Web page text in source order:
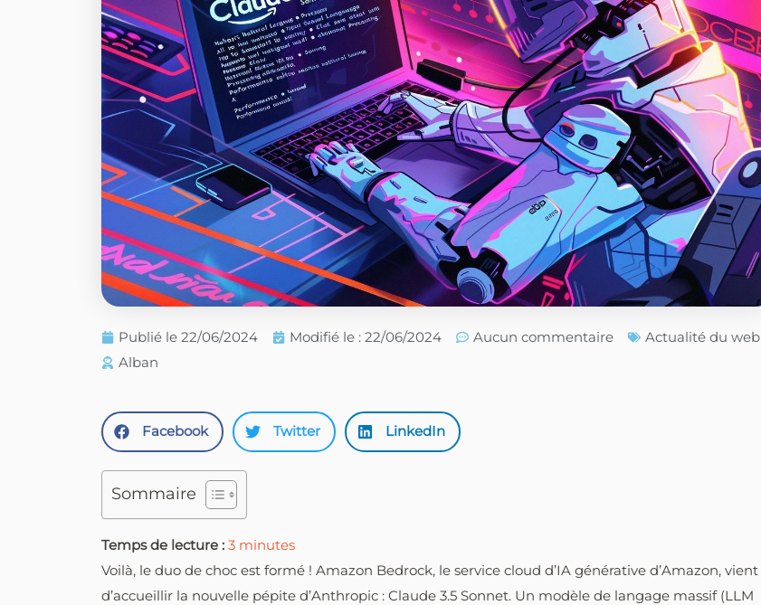
Publié le 22/06/2024 Modifié le : 22/06/2024 Aucun commentaire
Actualité du web
Alban
Facebook Twitter LinkedIn
Sommaire
Temps de lecture : 3 minutes
Voilà, le duo de choc est formé ! Amazon Bedrock, le service cloud d’IA générative d’Amazon, vient
d’accueillir la nouvelle pépite d’Anthropic : Claude 3.5 Sonnet. Un modèle de langage massif (LLM